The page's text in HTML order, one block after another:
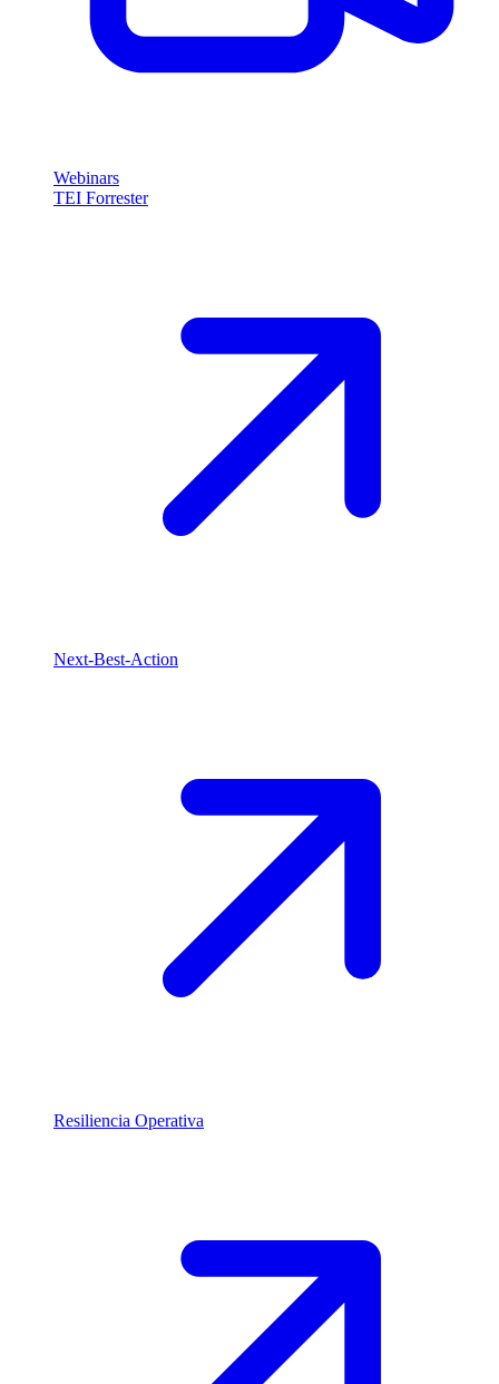
Webinars
TEI Forrester
Next-Best-Action
Resiliencia Operativa